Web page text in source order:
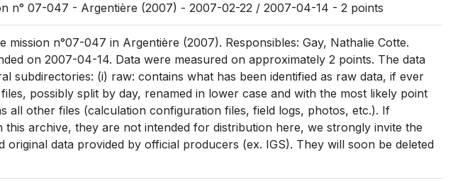
n° 07-047 - Argentière (2007) - 2007-02-22 / 2007-04-14 - 2 points
n°07-047 in Argentière (2007). Responsibles: Gay, Nathalie Cotte.
on 2007-04-14. Data were measured on approximately 2 points. The data
subdirectories: (i) raw: contains what has been identified as raw data, if ever
possibly split by day, renamed in lower case and with the most likely point
all other files (calculation configuration files, field logs, photos, etc.). If
this archive, they are not intended for distribution here, we strongly invite the
original data provided by official producers (ex. IGS). They will soon be deleted